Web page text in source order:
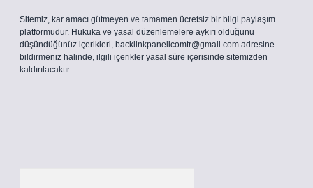
Sitemiz, kar amacı gütmeyen ve tamamen ücretsiz bir bilgi paylaşım
platformudur. Hukuka ve yasal düzenlemelere aykırı olduğunu
düşündüğünüz içerikleri, backlinkpanelicomtr@gmail.com adresine
bildirmeniz halinde, ilgili içerikler yasal süre içerisinde sitemizden
kaldırılacaktır.